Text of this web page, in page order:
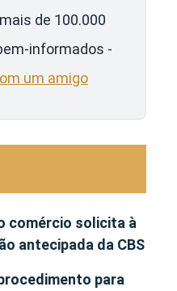
de 100.000
informados -
um amigo
comércio solicita à
antecipada da CBS
para